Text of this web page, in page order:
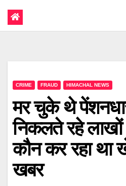
CRIME FRAUD HIMACHAL NEWS
मर चुके थे
निकलते रहे
कौन कर रहा था
खबर